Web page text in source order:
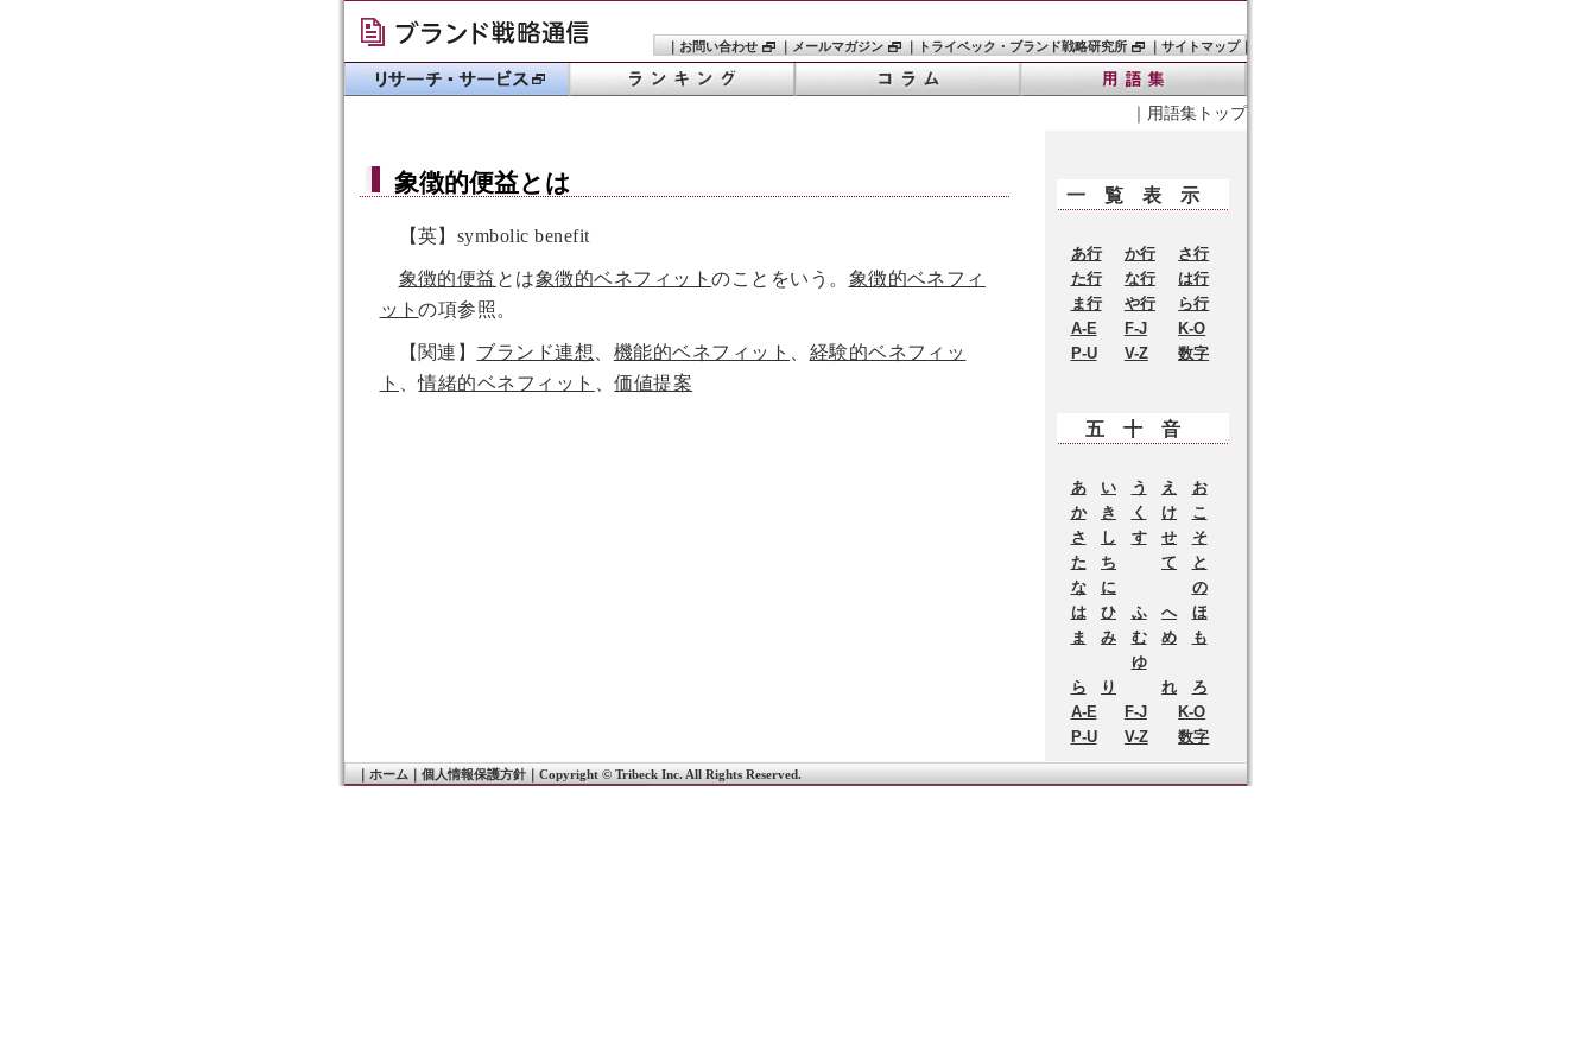
｜ お問い合わせ ｜ メールマガジン ｜ トライベック・ブランド戦略研究所 ｜ サイトマップ｜
｜ 用語集トップ
象徴的便益とは
【英】symbolic benefit
象徴的便益 とは象徴的ベネフィットのことをいう。 象徴的ベネフィ
ットの項参照。
【関連】 ブランド連想 機能的ベネフィット
経験的ベネフィッ
ト
、情緒的ベネフィット 、価値提案
一覧表示
あ行 か行
さ行
た行
な行
は行
ま行
や行
ら行
A-E
F-J
K-O
P-U
V-Z 数字
五十音
あ い う え
お
か
き く け
こ
さ
し す せ
そ
た
ち て
と
な
に
の
は
ひ ふ へ
ほ
ま
み む め
も
ゆ
ら
り れ
ろ
A-E
F-J
K-O
P-U
V-Z 数字
ホーム｜ 個人情報保護方針｜ Copyright © Tribeck Inc. All Rights Reserved.